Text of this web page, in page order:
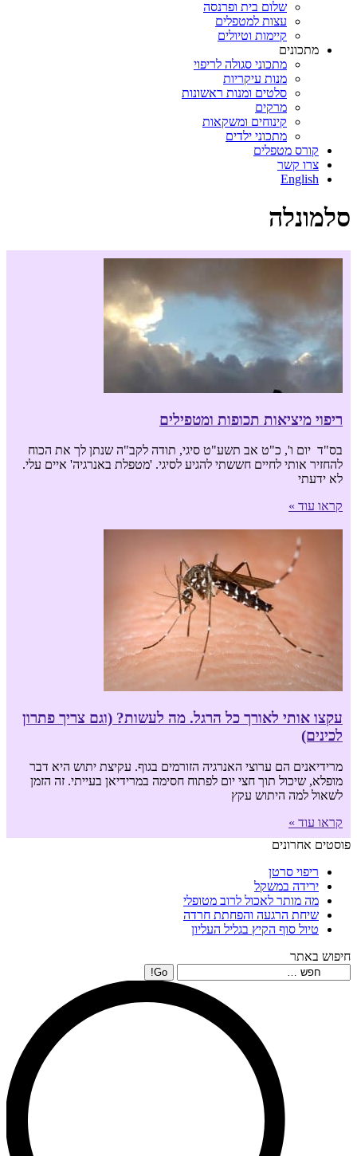
שלום בית ופרנסה
עצות למטפלים
קיימות וטיולים
מתכונים
מתכוני סגולה לריפוי
מנות עיקריות
סלטים ומנות ראשונות
מרקים
קינוחים ומשקאות
מתכוני ילדים
קורס מטפלים
צרו קשר
English
סלמונלה
ריפוי מיציאות תכופות ומטפילים
בס"ד יום ו', כ"ט אב תשע"ט סיגי, תודה לקב"ה שנתן לך את הכוח
להחזיר אותי לחיים חששתי להגיע לסיגי. 'מטפלת באנרגיה' איים עלי.
לא ידעתי
קראו עוד »
עקצו אותי לאורך כל הרגל. מה לעשות? (וגם צריך פתרון
לכינים)
מרידיאנים הם ערוצי האנרגיה הזורמים בגוף. עקיצת יתוש היא דבר
מופלא, שיכול תוך חצי יום לפתוח חסימה במרידיאן בעייתי. זה הזמן
לשאול למה היתוש עקץ
קראו עוד »
פוסטים אחרונים
ריפוי סרטן
ירידה במשקל
מה מותר לאכול לרוב מטופלי
שיחת הרגעה והפחתת חרדה
טיול סוף הקיץ בגליל העליון
חיפוש באתר
Search: